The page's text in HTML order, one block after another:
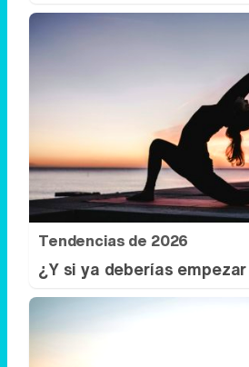
Tendencias de 2026
¿Y si ya deberías